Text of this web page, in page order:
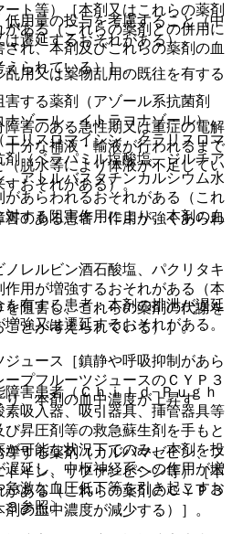
ト等）［本剤又はこれらの薬剤
ある（これらの薬剤との併用に
れ、本剤及びこれらの薬剤の血
られている）］。
する薬剤（アゾール系抗菌剤
ナゾール、イトラコナゾール）、
リスロマイシン、クラリスロマ
（ベラパミル塩酸塩、ジルチア
アトルバスタチンカルシウム水
あらわれるおそれがある（これ
する阻害作用により、本剤の血
レルビン酒石酸塩、パクリタキ
用が増強するおそれがある（本
阻害し、これらの薬剤の代謝を
とが考えられている）］。
ュース［鎮静や呼吸抑制があら
プフルーツジュースのＣＹＰ３
り、本剤の血中濃度が上昇す
する薬剤（カルバマゼピン、フ
イン、リファンピシン等）［本
ある（これらの薬剤のＣＹＰ３
の血中濃度が減少する）］。
用量の投与を考慮すること（中
遷延するおそれがある）。
用又は薬物乱用の既往を有する
害のある急性期又は重症の電解
分な補液・輸液が行われるまで
脱水等により体液が不足してい
おそれがある）。
のある患者：作用が強くあらわ
有する患者：本剤の排泄が遅延
強又は遷延するおそれがある。
害患者（Ｃｈｉｌｄ−Ｐｕｇｈ
吸入器、吸引器具、挿管器具等
昇圧剤等の救急蘇生剤を手もと
可能な状況下でのみ、本剤を投
延し、中枢神経系への作用が増
激な血圧低下等を引き起こすお
３参照〕。